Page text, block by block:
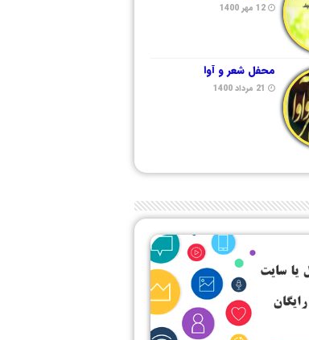
12 مهر 1400
محفل شعر و آوا
21 مرداد 1400